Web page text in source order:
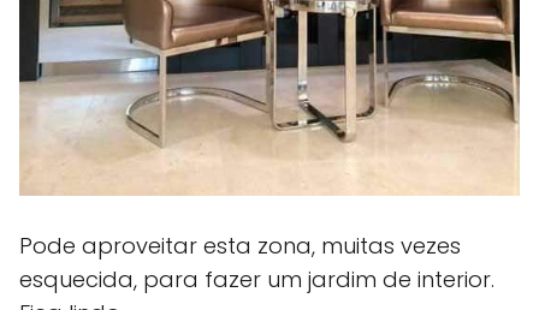
Pode aproveitar esta zona, muitas vezes
esquecida, para fazer um jardim de interior.